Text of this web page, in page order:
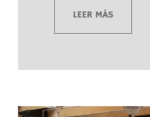
LEER MÁS